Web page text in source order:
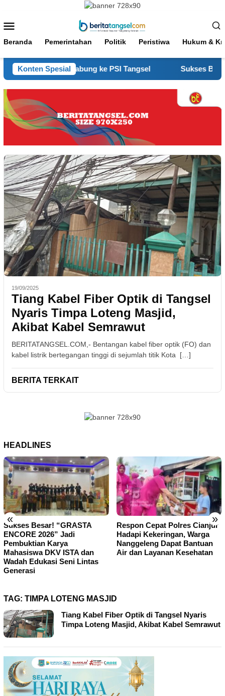
konten
Mobile
Beranda Pemerintahan Politik Peristiwa Hukum &
Konten Spesial
Bergabung ke PSI Tangsel Sukses Besar!
19/09/2025
Tiang Kabel Fiber Optik di Tangsel
Nyaris Timpa Loteng Masjid,
Akibat Kabel Semrawut
BERITATANGSEL.COM,- Bentangan kabel fiber optik (FO) dan
kabel listrik bertegangan tinggi di sejumlah titik Kota […]
BERITA TERKAIT
HEADLINES
« »
Sukses Besar! “GRASTA
ENCORE 2026” Jadi
Pembuktian Karya
Mahasiswa DKV ISTA dan
Wadah Edukasi Seni Lintas
Generasi
Respon Cepat Polres Cianjur
Hadapi Kekeringan, Warga
Nanggeleng Dapat Bantuan
Air dan Layanan Kesehatan
TAG: TIMPA LOTENG MASJID
Tiang Kabel Fiber Optik di Tangsel Nyaris
Timpa Loteng Masjid, Akibat Kabel Semrawut